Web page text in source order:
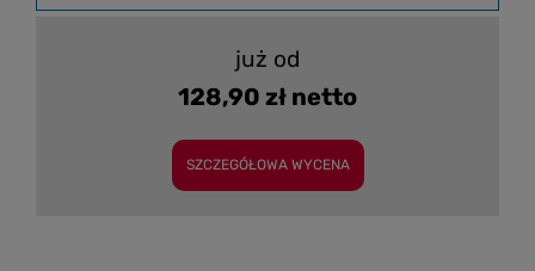
już od
128,90 zł netto
SZCZEGÓŁOWA WYCENA